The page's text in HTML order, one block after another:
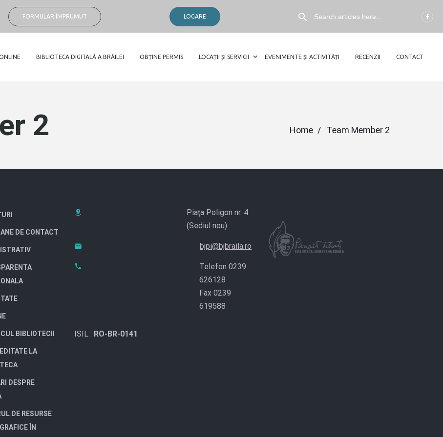
FORMULAR ÎMPRUMUT LOGARE
BIBLIOTECA DIGITALĂ A BRĂILEI OBȚINE PERMIS LOCAȚII ȘI SERVICII EVENIMENTE ȘI ACTIVITĂȚI RECENZII CONTACT
2 Home Team Member 2
DE CONTACT
BIBLIOTECII
LA
DESPRE
DE RESURSE
ÎN
Piaţa Poligon nr. 4
(Sediul nou)
bjpi@bjbraila.ro
Telefon 0239
626128
Fax 0239
619588
ISIL : RO-BR-0141